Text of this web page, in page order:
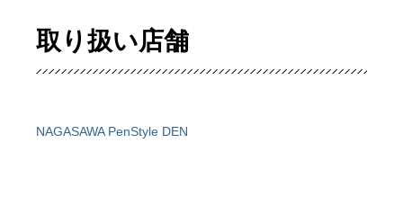
取り扱い店舗
NAGASAWA PenStyle DEN